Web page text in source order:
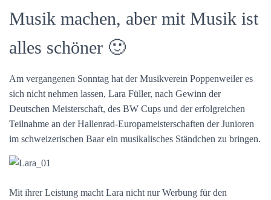
Musik machen, aber mit Musik ist
alles schöner 🙂
Am vergangenen Sonntag hat der Musikverein Poppenweiler es
sich nicht nehmen lassen, Lara Füller, nach Gewinn der
Deutschen Meisterschaft, des BW Cups und der erfolgreichen
Teilnahme an der Hallenrad-Europameisterschaften der Junioren
im schweizerischen Baar ein musikalisches Ständchen zu bringen.
Mit ihrer Leistung macht Lara nicht nur Werbung für den